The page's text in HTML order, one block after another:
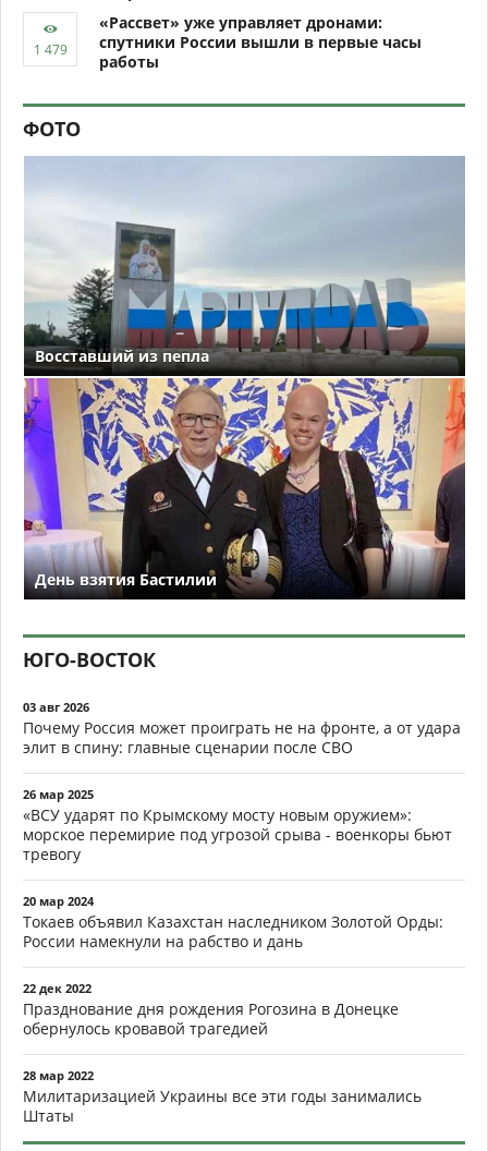
«Рассвет» уже управляет дронами:
спутники России вышли в первые часы
работы
ФОТО
Восставший из пепла
День взятия Бастилии
ЮГО-ВОСТОК
03 авг 2026
Почему Россия может проиграть не на фронте, а от удара
элит в спину: главные сценарии после СВО
26 мар 2025
«ВСУ ударят по Крымскому мосту новым оружием»:
морское перемирие под угрозой срыва - военкоры бьют
тревогу
20 мар 2024
Токаев объявил Казахстан наследником Золотой Орды:
России намекнули на рабство и дань
22 дек 2022
Празднование дня рождения Рогозина в Донецке
обернулось кровавой трагедией
28 мар 2022
Милитаризацией Украины все эти годы занимались
Штаты